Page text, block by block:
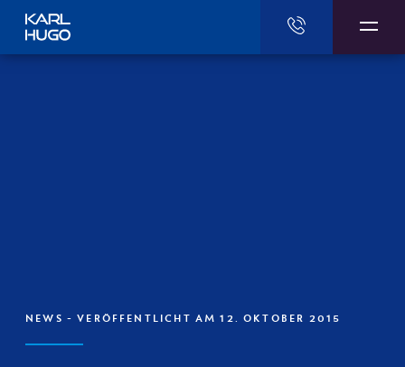
NEWS - VERÖFFENTLICHT AM 12. OKTOBER 2015
Karl Hugo